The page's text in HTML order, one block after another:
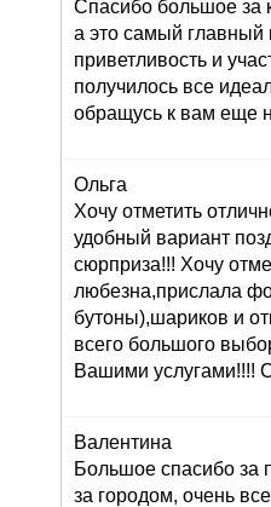
Спасибо большое за
а это самый главный
приветливость и
получилось все
обращусь к вам еще
Ольга
Хочу отметить
удобный вариант
сюрприза!!! Хочу
любезна,прислала
бутоны),шариков и
всего большого
Вашими услугами!!!!
Валентина
Большое спасибо за
за городом, очень